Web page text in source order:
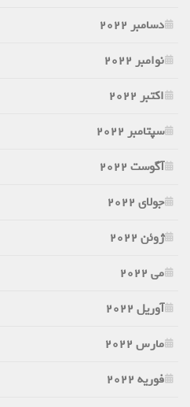
دسامبر 2022
نوامبر 2022
اکتبر 2022
سپتامبر 2022
آگوست 2022
جولای 2022
ژوئن 2022
می 2022
آوریل 2022
مارس 2022
فوریه 2022